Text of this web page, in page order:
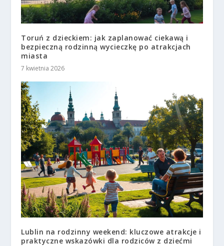
Toruń z dzieckiem: jak zaplanować ciekawą i
bezpieczną rodzinną wycieczkę po atrakcjach
miasta
7 kwietnia 2026
Lublin na rodzinny weekend: kluczowe atrakcje i
praktyczne wskazówki dla rodziców z dziećmi